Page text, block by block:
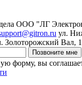
ООО "ЛГ
ул.
Золоторожский Вал,
Позвоните мне
форму, вы